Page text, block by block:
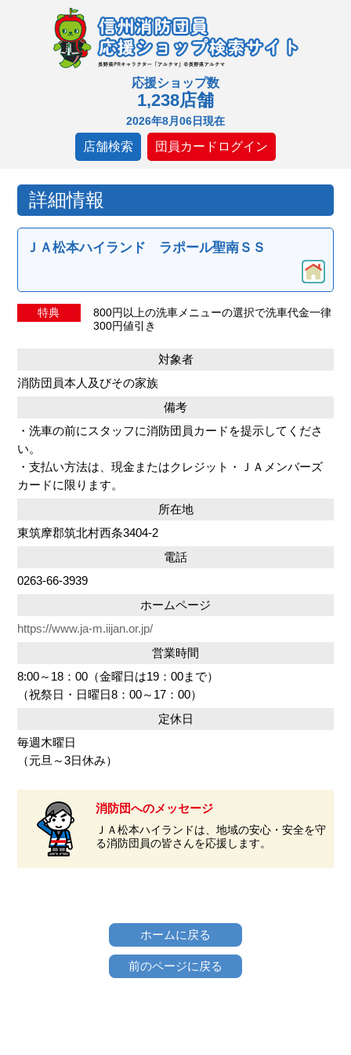
応援ショップ数
1,238店舗
2026年8月06日現在
店舗検索 団員カードログイン
詳細情報
ＪＡ松本ハイランド ラポール聖南ＳＳ
特典
800円以上の洗車メニューの選択で洗車代金一律
300円値引き
対象者
消防団員本人及びその家族
備考
・洗車の前にスタッフに消防団員カードを提示してくださ
い。
・支払い方法は、現金またはクレジット・ＪＡメンバーズ
カードに限ります。
所在地
東筑摩郡筑北村西条3404-2
電話
0263-66-3939
ホームページ
https://www.ja-m.iijan.or.jp/
営業時間
8:00～18：00（金曜日は19：00まで）
（祝祭日・日曜日8：00～17：00）
定休日
毎週木曜日
（元旦～3日休み）
消防団へのメッセージ
ＪＡ松本ハイランドは、地域の安心・安全を守
る消防団員の皆さんを応援します。
ホームに戻る
前のページに戻る